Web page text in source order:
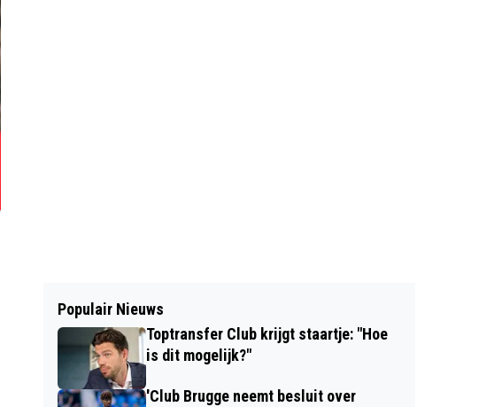
Populair Nieuws
Toptransfer Club krijgt staartje: "Hoe
is dit mogelijk?"
'Club Brugge neemt besluit over